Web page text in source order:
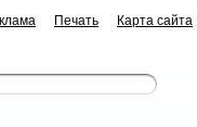
Печать Карта сайта